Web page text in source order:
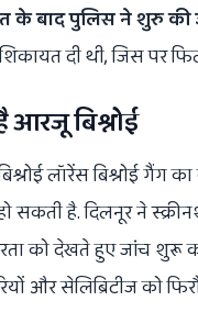
के बाद पुलिस ने शुरु की
दी थी, जिस पर
आरजू बिश्नोई
लॉरेंस बिश्नोई गैंग
सकती है. दिलनूर ने
को देखते हुए जांच शुरू
और सेलिब्रिटीज को